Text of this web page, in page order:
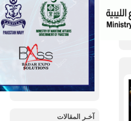
آخـر المقالات